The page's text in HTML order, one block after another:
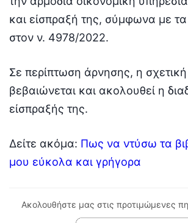
και είσπραξή της, σύμφωνα με τα
στον ν. 4978/2022.
Σε περίπτωση άρνησης, η
βεβαιώνεται και ακολουθεί η
είσπραξής της.
Δείτε ακόμα: Πως να ντύσω τα
μου εύκολα και γρήγορα
Ακολουθήστε μας στις προτιμώμενες